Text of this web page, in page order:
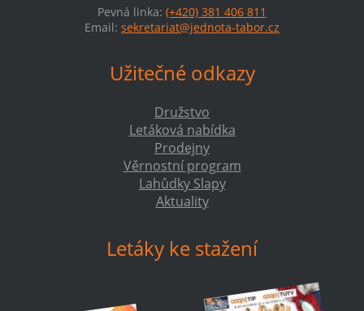
Pevná linka: (+420) 381 406 811
Email: sekretariat@jednota-tabor.cz
Užitečné odkazy
Družstvo
Letáková nabídka
Prodejny
Věrnostní program
Lahůdky Slapy
Aktuality
Letáky ke stažení